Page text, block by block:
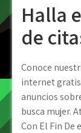
Halla
de
Conoce
internet gratis
anuncios
busca mujer.
Con El Fin